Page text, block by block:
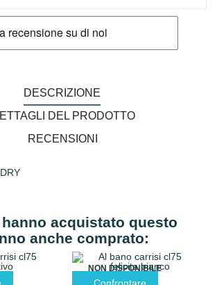
DESCRIZIONE
DEL PRODOTTO
RECENSIONI
acquistato questo
anche comprato:
NON DISPONIBILE